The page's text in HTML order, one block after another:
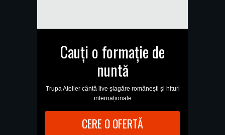
Cauți o formație de
nuntă
Trupa Atelier cântă live șlagăre românești și hituri
internaționale
CERE O OFERTĂ